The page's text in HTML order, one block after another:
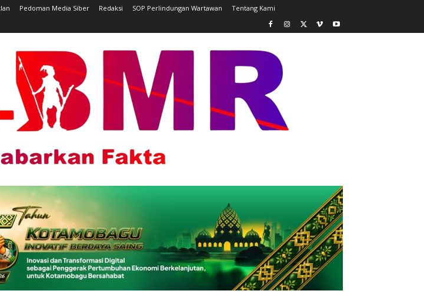
Pedoman Media Siber Redaksi SOP Perlindungan Wartawan Tentang Kami